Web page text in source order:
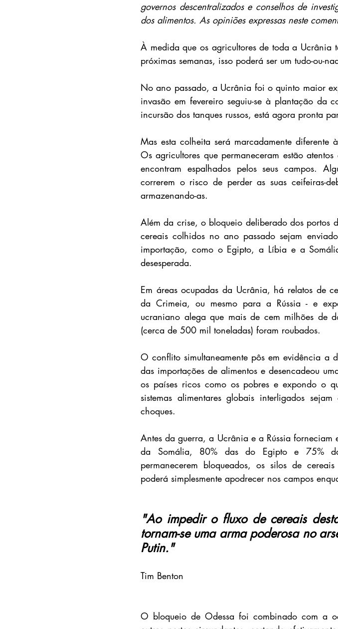
governos descentralizados e conselhos de
dos alimentos. As opiniões expressas neste
À medida que os agricultores de toda a Ucrânia
próximas semanas, isso poderá ser um tudo-ou-
No ano passado, a Ucrânia foi o quinto maior
invasão em fevereiro seguiu-se à plantação da
incursão dos tanques russos, está agora pronta
Mas esta colheita será marcadamente
Os agricultores que permaneceram estão
encontram espalhados pelos seus campos.
correrem o risco de perder as suas ceifeiras-
armazenando-as.
Além da crise, o bloqueio deliberado dos portos
cereais colhidos no ano passado sejam
importação, como o Egipto, a Líbia e a
desesperada.
Em áreas ocupadas da Ucrânia, há relatos de
da Crimeia, ou mesmo para a Rússia - e
ucraniano alega que mais de cem milhões de
(cerca de 500 mil toneladas) foram roubados.
O conflito simultaneamente pôs em evidência a
das importações de alimentos e desencadeou
os países ricos como os pobres e expondo o
sistemas alimentares globais interligados
choques.
Antes da guerra, a Ucrânia e a Rússia
da Somália, 80% das do Egipto e 75%
permanecerem bloqueados, os silos de
poderá simplesmente apodrecer nos campos
"Ao impedir o fluxo de cereais
tornam-se uma arma poderosa no
Putin."
Tim Benton
O bloqueio de Odessa foi combinado com a